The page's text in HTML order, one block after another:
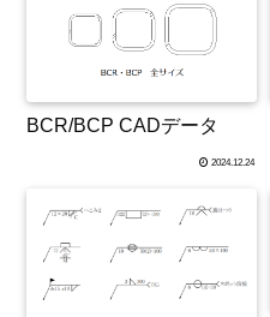
BCR/BCP CADデータ
2024.12.24